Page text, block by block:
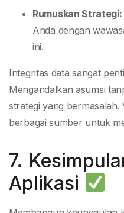
Rumuskan Strategi:
Anda dengan
ini.
Integritas data sangat
Mengandalkan asumsi
strategi yang bermasalah.
berbagai sumber untuk
7.
Aplikasi